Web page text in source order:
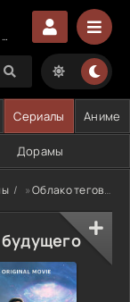
Сериалы Аниме
Дорамы
»Облако тегов